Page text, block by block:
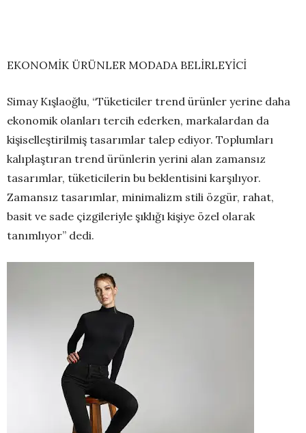
EKONOMİK ÜRÜNLER MODADA BELİRLEYİCİ
Simay Kışlaoğlu, “Tüketiciler trend ürünler yerine daha
ekonomik olanları tercih ederken, markalardan da
kişiselleştirilmiş tasarımlar talep ediyor. Toplumları
kalıplaştıran trend ürünlerin yerini alan zamansız
tasarımlar, tüketicilerin bu beklentisini karşılıyor.
Zamansız tasarımlar, minimalizm stili özgür, rahat,
basit ve sade çizgileriyle şıklığı kişiye özel olarak
tanımlıyor” dedi.